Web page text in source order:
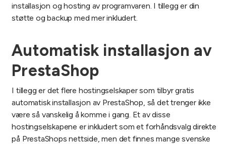
installasjon og hosting av programvaren. I tillegg er din
støtte og backup med mer inkludert.
Automatisk installasjon av
PrestaShop
I tillegg er det flere hostingselskaper som tilbyr gratis
automatisk installasjon av PrestaShop, så det trenger ikke
være så vanskelig å komme i gang. Et av disse
hostingselskapene er inkludert som et forhåndsvalg direkte
på PrestaShops nettside, men det finnes mange svenske